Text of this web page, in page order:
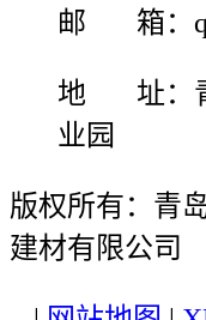
邮 箱：
地 址：青
业园
版权所有：青
建材有限公司